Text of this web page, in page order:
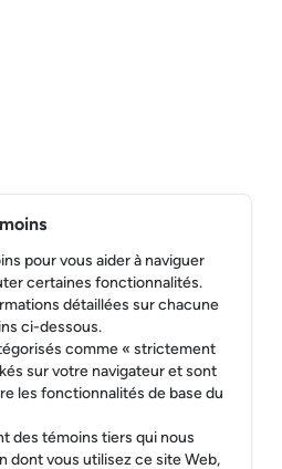
pour vous aider à naviguer
certaines fonctionnalités.
détaillées sur chacune
ci-dessous.
comme « strictement
sur votre navigateur et sont
les fonctionnalités de base du
des témoins tiers qui nous
dont vous utilisez ce site Web,